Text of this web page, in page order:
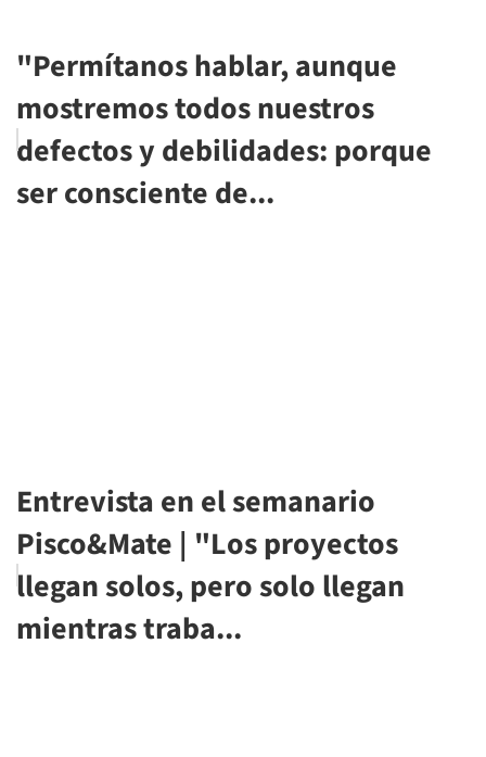
"Permítanos hablar, aunque
mostremos todos nuestros
defectos y debilidades: porque
ser consciente de...
Entrevista en el semanario
Pisco&Mate | "Los proyectos
llegan solos, pero solo llegan
mientras traba...